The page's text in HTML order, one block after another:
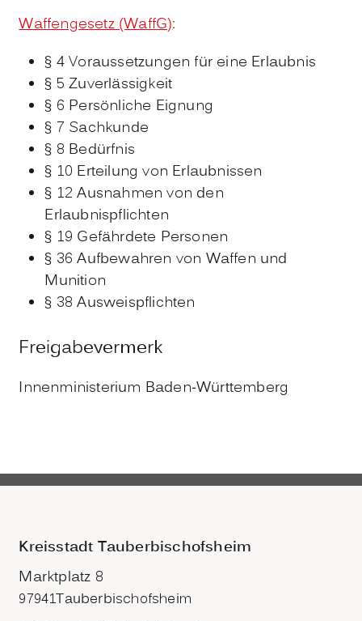
Waffengesetz (WaffG):
§ 4 Voraussetzungen für eine Erlaubnis
§ 5 Zuverlässigkeit
§ 6 Persönliche Eignung
§ 7 Sachkunde
§ 8 Bedürfnis
§ 10 Erteilung von Erlaubnissen
§ 12 Ausnahmen von den
Erlaubnispflichten
§ 19 Gefährdete Personen
§ 36 Aufbewahren von Waffen und
Munition
§ 38 Ausweispflichten
Freigabevermerk
Innenministerium Baden-Württemberg
Kreisstadt Tauberbischofsheim
Marktplatz 8
97941Tauberbischofsheim